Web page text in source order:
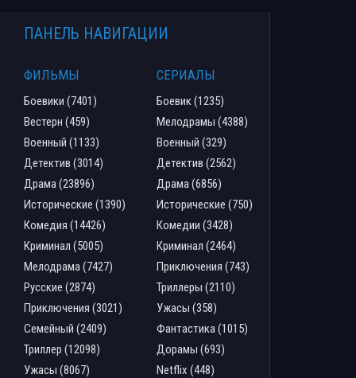
ПАНЕЛЬ НАВИГАЦИИ
ФИЛЬМЫ
Боевики (7401)
Вестерн (459)
Военный (1133)
Детектив (3014)
Драма (23896)
Исторические (1390)
Комедия (14426)
Криминал (5005)
Мелодрама (7427)
Русские (2874)
Приключения (3021)
Семейный (2409)
Триллер (12098)
Ужасы (8067)
СЕРИАЛЫ
Боевик (1235)
Мелодрамы (4388)
Военный (329)
Детектив (2562)
Драма (6856)
Исторические (750)
Комедии (3428)
Криминал (2464)
Приключения (743)
Триллеры (2110)
Ужасы (358)
Фантастика (1015)
Дорамы (693)
Netflix (448)